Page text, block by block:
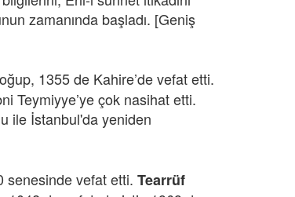
zamanında başladı. [Geniş
1355 de Kahire’de vefat etti.
Teymiyye’ye çok nasihat etti.
ile İstanbul'da yeniden
senesinde vefat etti. Tearrüf